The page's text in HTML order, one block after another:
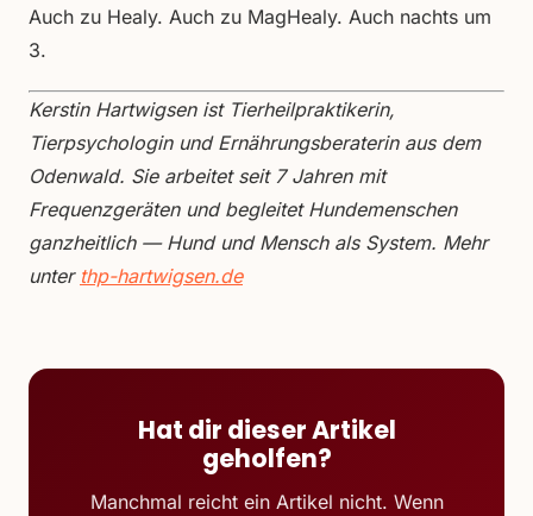
Auch zu Healy. Auch zu MagHealy. Auch nachts um
3.
Kerstin Hartwigsen ist Tierheilpraktikerin,
Tierpsychologin und Ernährungsberaterin aus dem
Odenwald. Sie arbeitet seit 7 Jahren mit
Frequenzgeräten und begleitet Hundemenschen
ganzheitlich — Hund und Mensch als System. Mehr
unter thp-hartwigsen.de
Hat dir dieser Artikel
geholfen?
Manchmal reicht ein Artikel nicht. Wenn